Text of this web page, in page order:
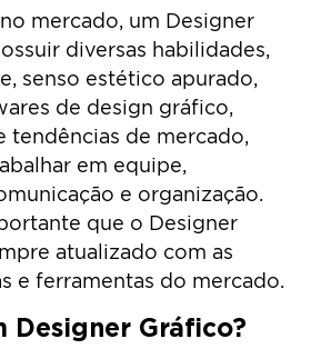
mercado, um Designer
diversas habilidades,
senso estético apurado,
de design gráfico,
tendências de mercado,
em equipe,
e organização.
que o Designer
atualizado com as
e ferramentas do mercado.
Designer Gráfico?